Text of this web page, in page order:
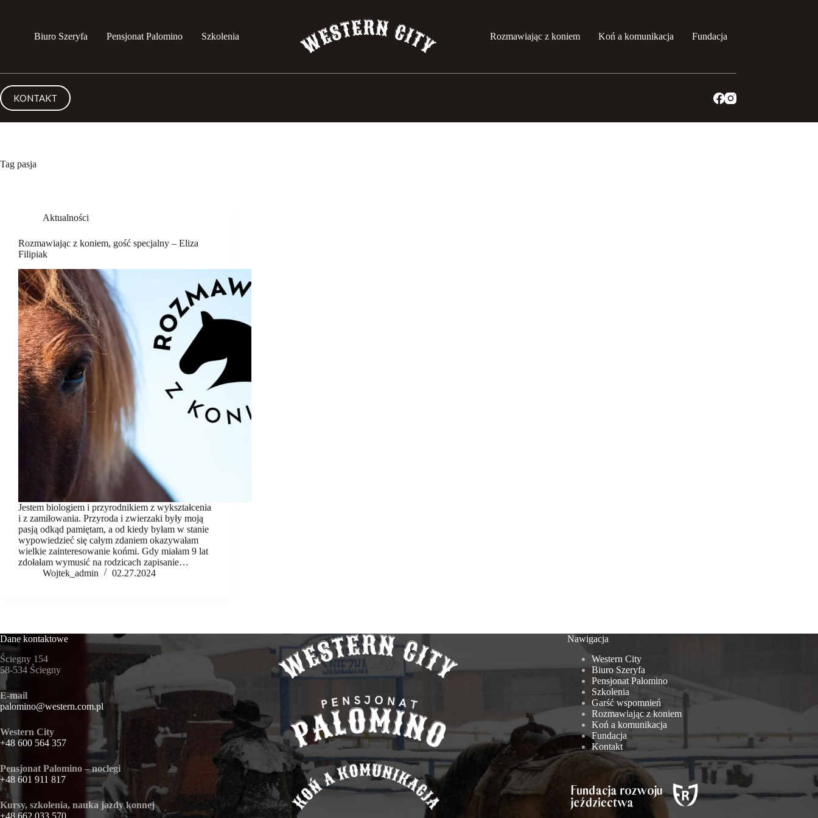
Biuro Szeryfa
Pensjonat Palomino Szkolenia Rozmawiając z koniem Koń a komunikacja Fundacja
KONTAKT
Tag pasja
Aktualności
Rozmawiając z koniem, gość specjalny – Eliza
Filipiak
Jestem biologiem i przyrodnikiem z wykształcenia
i z zamiłowania. Przyroda i zwierzaki były moją
pasją odkąd pamiętam, a od kiedy byłam w stanie
wypowiedzieć się całym zdaniem okazywałam
wielkie zainteresowanie końmi. Gdy miałam 9 lat
zdołałam wymusić na rodzicach zapisanie…
Wojtek_admin
02.27.2024
Dane kontaktowe
Ściegny 154
58-534 Ściegny
E-mail
palomino@western.com.pl
Western City
+48 600 564 357
Pensjonat Palomino – noclegi
+48 601 911 817
Kursy, szkolenia, nauka jazdy konnej
+48 662 033 570
Nawigacja
Western City
Biuro Szeryfa
Pensjonat Palomino
Szkolenia
Garść wspomnień
Rozmawiając z koniem
Koń a komunikacja
Fundacja
Kontakt